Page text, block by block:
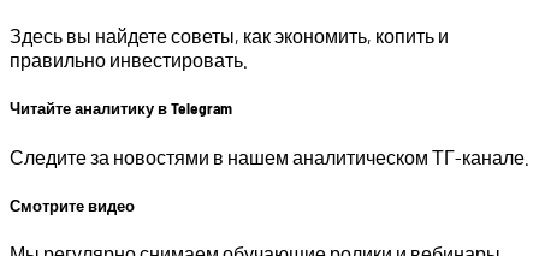
Здесь вы найдете советы, как экономить, копить и
правильно инвестировать.
Читайте аналитику в Telegram
Следите за новостями в нашем аналитическом ТГ-канале.
Смотрите видео